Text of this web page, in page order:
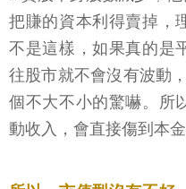
把賺的資本利得賣掉，
不是這樣，如果真的是
往股市就不會沒有波動
個不大不小的驚嚇。所
動收入，會直接傷到本金